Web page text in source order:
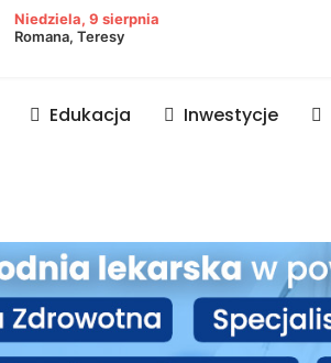
Niedziela, 9 sierpnia
Romana, Teresy
Edukacja Inwestycje